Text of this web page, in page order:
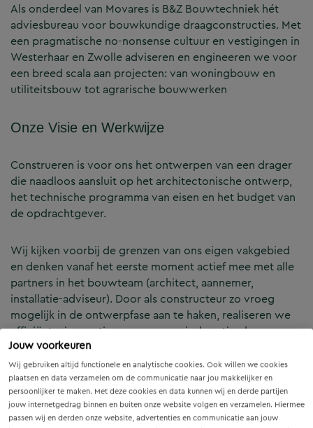
Jouw voorkeuren
Wij gebruiken altijd functionele en analytische cookies. Ook willen we cookies
plaatsen en data verzamelen om de communicatie naar jou makkelijker en
persoonlijker te maken. Met deze cookies en data kunnen wij en derde partijen
jouw internetgedrag binnen en buiten onze website volgen en verzamelen. Hiermee
passen wij en derden onze website, advertenties en communicatie aan jouw
Als onderdeel van Movares is B&Z Bouwtechniek hét
adviesbureau voor bouwkundige draagconstructies. Met
een pragmatische no-nonsense cultuur en vestigingen in
Westerhaar en Zwolle adviseren en engineeren we voor
een breed scala aan projecten: van woningbouw en
utiliteitsbouw tot agrarische bouwwerken
Onze Visie en Werkwijze
Construeren is voor ons het ontwerpen van een drager
die naadloos aansluit op het architectonische ontwerp,
het technische programma van eisen en het budget van
de opdrachtgever.
Wij kijken voorbij de grenzen van ons eigen vakgebied
en denken vanaf het eerste moment actief mee met alle
partners in het bouwteam (architect, aannemer,
installatie-adviseur). Door als constructeur zo vroeg
mogelijk in de ontwerpfase aan te haken, realiseren we
efficiënte, innovatieve en economisch optimale
constructies — voor zowel nieuwbouw als renovatie.
Onze Expertises en Activiteiten
B&Z Bouwtechniek verzorgt het volledige constructieve